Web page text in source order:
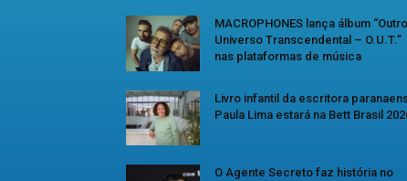
MACROPHONES lança álbum “Outro
Universo Transcendental – O.U.T.”
nas plataformas de música
Livro infantil da escritora
Paula Lima estará na Bett Brasil
O Agente Secreto faz história no